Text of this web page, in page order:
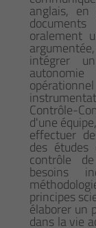
anglais,
oralement
argumentée,
intégrer
Contrôle-
d'une équipe,
effectuer
des études
contrôle
besoins
principes
élaborer un
dans la vie